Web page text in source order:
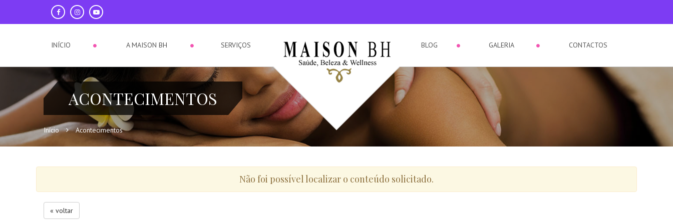
INÍCIO A MAISON BH SERVIÇOS BLOG GALERIA CONTACTOS
ACONTECIMENTOS
Início Acontecimentos
Não foi possível localizar o conteúdo solicitado.
« voltar